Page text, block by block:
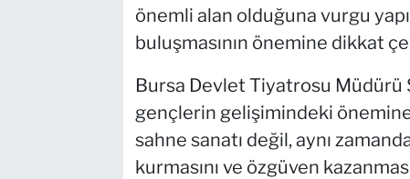
önemli alan olduğuna vurgu
buluşmasının önemine dikkat
Bursa Devlet Tiyatrosu Müdürü
gençlerin gelişimindeki
sahne sanatı değil, aynı
kurmasını ve özgüven